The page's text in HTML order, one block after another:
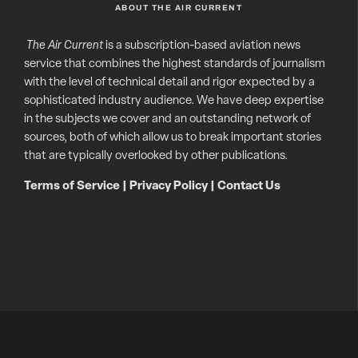
ABOUT THE AIR CURRENT
The Air Currentis a subscription-based aviation news
service that combines the highest standards of journalism
with the level of technical detail and rigor expected by a
sophisticated industry audience. We have deep expertise
in the subjects we cover and an outstanding network of
sources, both of which allow us to break important stories
that are typically overlooked by other publications.
Terms of Service Privacy Policy| Contact Us